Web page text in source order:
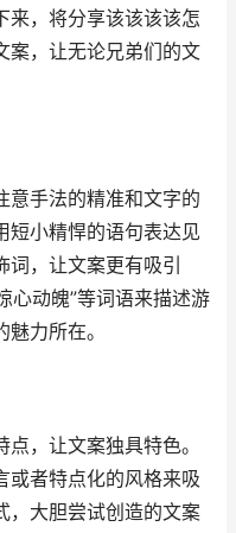
来，将分享该该该该怎
案，让无论兄弟们的文
意手法的精准和文字的
短小精悍的语句表达见
，让文案更有吸引
心动魄”等词语来描述游
力所在。
，让文案独具特色。
或者特点化的风格来吸
，大胆尝试创造的文案